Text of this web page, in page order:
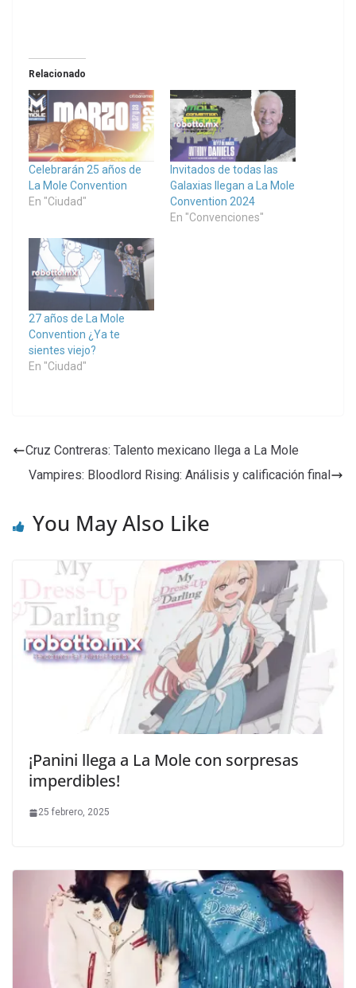
Relacionado
Celebrarán 25 años de
La Mole Convention
En "Ciudad"
Invitados de todas las
Galaxias llegan a La Mole
Convention 2024
En "Convenciones"
27 años de La Mole
Convention ¿Ya te
sientes viejo?
En "Ciudad"
Cruz Contreras: Talento mexicano llega a La Mole
Vampires: Bloodlord Rising: Análisis y calificación final
You May Also Like
¡Panini llega a La Mole con sorpresas
imperdibles!
25 febrero, 2025